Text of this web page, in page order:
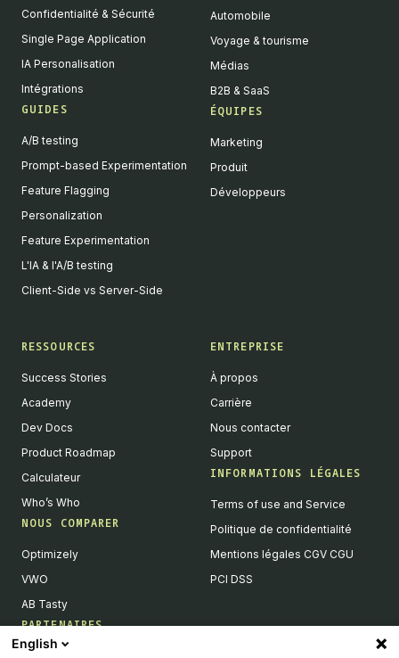
Confidentialité & Sécurité
Single Page Application
IA Personalisation
Intégrations
GUIDES
A/B testing
Prompt-based Experimentation
Feature Flagging
Personalization
Feature Experimentation
L'IA & l'A/B testing
Client-Side vs Server-Side
Automobile
Voyage & tourisme
Médias
B2B & SaaS
ÉQUIPES
Marketing
Produit
Développeurs
RESSOURCES
Success Stories
Academy
Dev Docs
Product Roadmap
Calculateur
Who’s Who
NOUS COMPARER
Optimizely
VWO
AB Tasty
PARTENAIRES
ENTREPRISE
À propos
Carrière
Nous contacter
Support
INFORMATIONS LÉGALES
Terms of use and Service
Politique de confidentialité
Mentions légales CGV CGU
PCI DSS
English